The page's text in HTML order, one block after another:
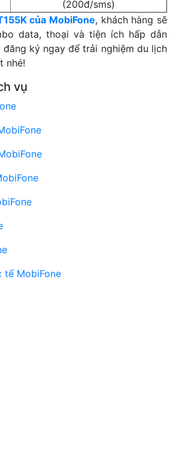
(200đ/sms)
của MobiFone, khách hàng sẽ
data, thoại và tiện ích hấp dẫn
đăng ký ngay để trải nghiệm du lịch
nhé!
vụ
tế MobiFone